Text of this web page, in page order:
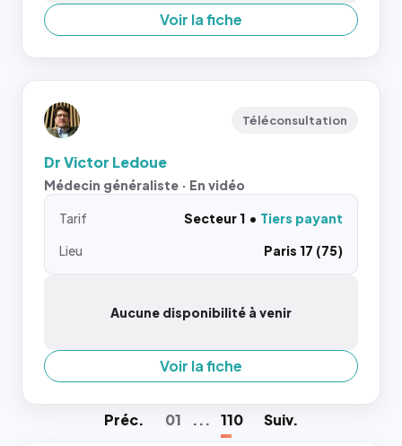
Voir la fiche
Téléconsultation
Dr Victor Ledoue
Médecin généraliste · En vidéo
Tarif Secteur 1
Tiers payant
Lieu
Paris 17 (75)
Aucune disponibilité à venir
Voir la fiche
Préc. 01 ... 110 Suiv.